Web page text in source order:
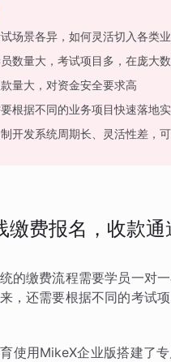
场景各异，如何灵活切入各类
数量大，考试项目多，在庞大
量大，对资金安全要求高
根据不同的业务项目快速落地
开发系统周期长、灵活性差，
缴费报名，收款
的缴费流程需要学员一对
，还需要根据不同的考试
使用MikeX企业版搭建了